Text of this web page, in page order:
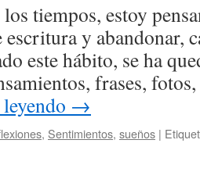
tiempos, estoy
escritura y abandonar,
este hábito, se ha
frases,
→
, Sentimientos, sueños |